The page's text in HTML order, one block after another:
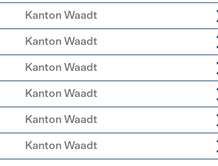
Kanton Waadt
Kanton Waadt
Kanton Waadt
Kanton Waadt
Kanton Waadt
Kanton Waadt